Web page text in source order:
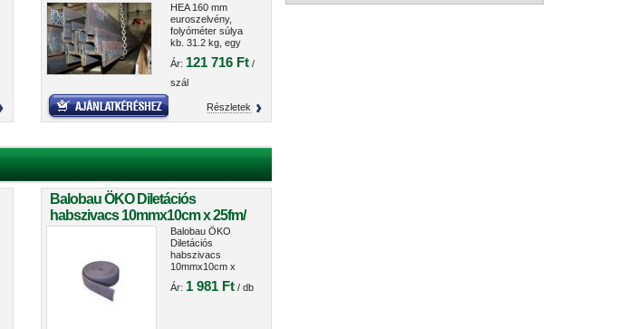
HEA 160 mm
euroszelvény,
folyóméter súlya
kb. 31.2 kg, egy
kg.
Ár: 121 716 Ft/
szál
Részletek
Balobau ÖKO Diletációs
habszivacs 10mmx10cm x 25fm/
tekercs
Balobau ÖKO
Diletációs
habszivacs
10mmx10cm x
Ár: 1 981 Ft/ db